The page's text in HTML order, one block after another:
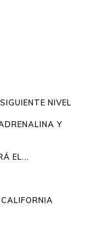
NIVEL
Y
EL...